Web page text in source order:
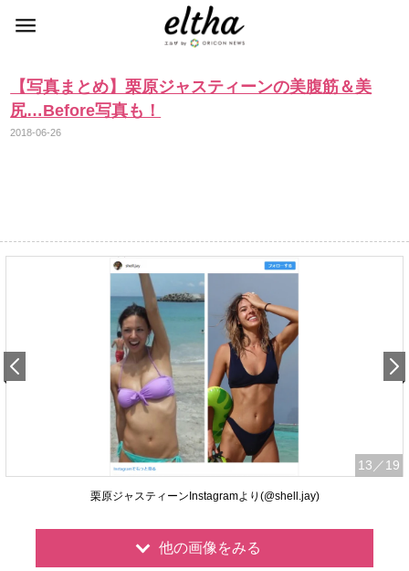
【写真まとめ】栗原ジャスティーンの美腹筋＆美
尻…Before写真も！
2018-06-26
13 ／19
栗原ジャスティーンInstagramより(@shell.jay)
他の画像をみる